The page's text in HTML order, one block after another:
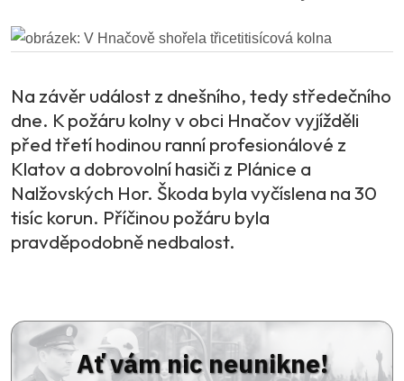
Na závěr událost z dnešního, tedy středečního
dne. K požáru kolny v obci Hnačov vyjížděli
před třetí hodinou ranní profesionálové z
Klatov a dobrovolní hasiči z Plánice a
Nalžovských Hor. Škoda byla vyčíslena na 30
tisíc korun. Příčinou požáru byla
pravděpodobně nedbalost.
Ať vám nic neunikne!